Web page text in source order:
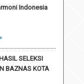
Indonesia
SELEKSI
BAZNAS KOTA